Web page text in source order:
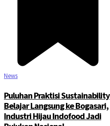
News
Puluhan Praktisi Sustainability
Belajar Langsung ke Bogasari,
Industri Hijau Indofood Jadi